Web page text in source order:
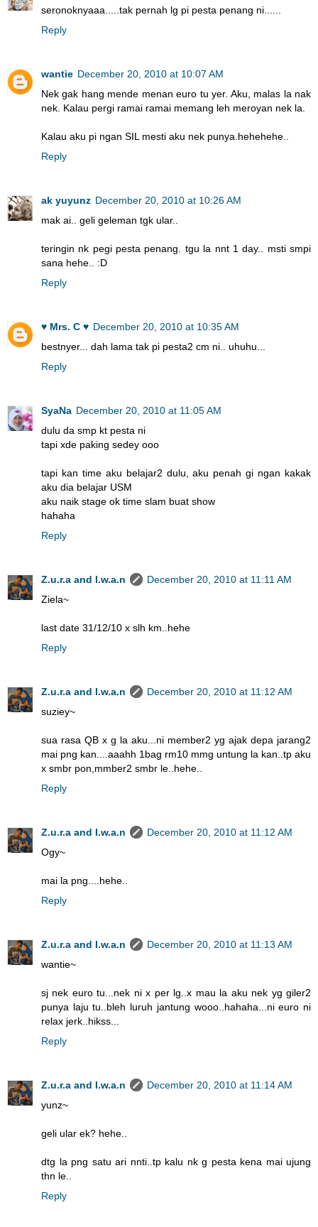
seronoknyaaa.....tak pernah lg pi pesta penang ni......
Reply
wantie December 20, 2010 at 10:07 AM
Nek gak hang mende menan euro tu yer. Aku, malas la nak
nek. Kalau pergi ramai ramai memang leh meroyan nek la.
Kalau aku pi ngan SIL mesti aku nek punya.hehehehe..
Reply
ak yuyunz December 20, 2010 at 10:26 AM
mak ai.. geli geleman tgk ular..
teringin nk pegi pesta penang. tgu la nnt 1 day.. msti smpi
sana hehe.. :D
Reply
♥ Mrs. C ♥ December 20, 2010 at 10:35 AM
bestnyer... dah lama tak pi pesta2 cm ni.. uhuhu...
Reply
SyaNa December 20, 2010 at 11:05 AM
dulu da smp kt pesta ni
tapi xde paking sedey ooo
tapi kan time aku belajar2 dulu, aku penah gi ngan kakak
aku dia belajar USM
aku naik stage ok time slam buat show
hahaha
Reply
Z.u.r.a and I.w.a.n
December 20, 2010 at 11:11 AM
Ziela~
last date 31/12/10 x slh km..hehe
Reply
Z.u.r.a and I.w.a.n
December 20, 2010 at 11:12 AM
suziey~
sua rasa QB x g la aku...ni member2 yg ajak depa jarang2
mai png kan....aaahh 1bag rm10 mmg untung la kan..tp aku
x smbr pon,mmber2 smbr le..hehe..
Reply
Z.u.r.a and I.w.a.n
December 20, 2010 at 11:12 AM
Ogy~
mai la png....hehe..
Reply
Z.u.r.a and I.w.a.n
December 20, 2010 at 11:13 AM
wantie~
sj nek euro tu...nek ni x per lg..x mau la aku nek yg giler2
punya laju tu..bleh luruh jantung wooo..hahaha...ni euro ni
relax jerk..hikss...
Reply
Z.u.r.a and I.w.a.n
December 20, 2010 at 11:14 AM
yunz~
geli ular ek? hehe..
dtg la png satu ari nnti..tp kalu nk g pesta kena mai ujung
thn le..
Reply